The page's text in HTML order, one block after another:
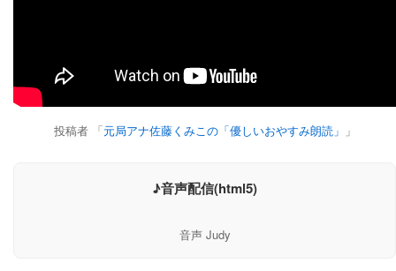
投稿者 「元局アナ佐藤くみこの「優しいおやすみ朗読」 」
♪音声配信(html5)
音声 Judy